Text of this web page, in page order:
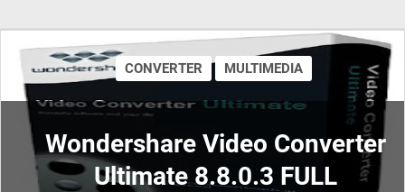
Wondershare Video Converter
Ultimate 8.8.0.3 FULL
CONVERTER MULTIMEDIA